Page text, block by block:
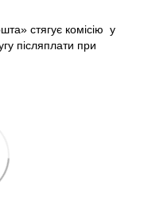
стягує комісію у
післяплати при